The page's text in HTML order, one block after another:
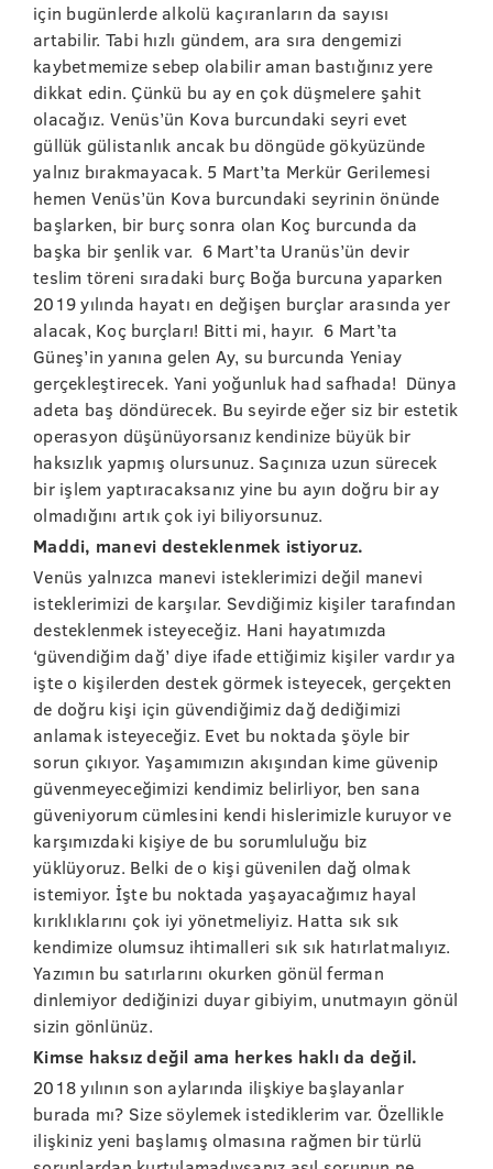
için bugünlerde alkolü kaçıranların da sayısı
artabilir. Tabi hızlı gündem, ara sıra dengemizi
kaybetmemize sebep olabilir aman bastığınız yere
dikkat edin. Çünkü bu ay en çok düşmelere şahit
olacağız. Venüs’ün Kova burcundaki seyri evet
güllük gülistanlık ancak bu döngüde gökyüzünde
yalnız bırakmayacak. 5 Mart’ta Merkür Gerilemesi
hemen Venüs’ün Kova burcundaki seyrinin önünde
başlarken, bir burç sonra olan Koç burcunda da
başka bir şenlik var. 6 Mart’ta Uranüs’ün devir
teslim töreni sıradaki burç Boğa burcuna yaparken
2019 yılında hayatı en değişen burçlar arasında yer
alacak, Koç burçları! Bitti mi, hayır. 6 Mart’ta
Güneş’in yanına gelen Ay, su burcunda Yeniay
gerçekleştirecek. Yani yoğunluk had safhada! Dünya
adeta baş döndürecek. Bu seyirde eğer siz bir estetik
operasyon düşünüyorsanız kendinize büyük bir
haksızlık yapmış olursunuz. Saçınıza uzun sürecek
bir işlem yaptıracaksanız yine bu ayın doğru bir ay
olmadığını artık çok iyi biliyorsunuz.
Maddi, manevi desteklenmek istiyoruz.
Venüs yalnızca manevi isteklerimizi değil manevi
isteklerimizi de karşılar. Sevdiğimiz kişiler tarafından
desteklenmek isteyeceğiz. Hani hayatımızda
‘güvendiğim dağ’ diye ifade ettiğimiz kişiler vardır ya
işte o kişilerden destek görmek isteyecek, gerçekten
de doğru kişi için güvendiğimiz dağ dediğimizi
anlamak isteyeceğiz. Evet bu noktada şöyle bir
sorun çıkıyor. Yaşamımızın akışından kime güvenip
güvenmeyeceğimizi kendimiz belirliyor, ben sana
güveniyorum cümlesini kendi hislerimizle kuruyor ve
karşımızdaki kişiye de bu sorumluluğu biz
yüklüyoruz. Belki de o kişi güvenilen dağ olmak
istemiyor. İşte bu noktada yaşayacağımız hayal
kırıklıklarını çok iyi yönetmeliyiz. Hatta sık sık
kendimize olumsuz ihtimalleri sık sık hatırlatmalıyız.
Yazımın bu satırlarını okurken gönül ferman
dinlemiyor dediğinizi duyar gibiyim, unutmayın gönül
sizin gönlünüz.
Kimse haksız değil ama herkes haklı da değil.
2018 yılının son aylarında ilişkiye başlayanlar
burada mı? Size söylemek istediklerim var. Özellikle
ilişkiniz yeni başlamış olmasına rağmen bir türlü